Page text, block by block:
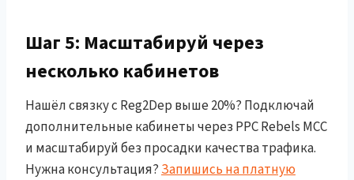
Шаг 5: Масштабируй через
несколько кабинетов
Нашёл связку с Reg2Dep выше 20%? Подключай
дополнительные кабинеты через PPC Rebels MCC
и масштабируй без просадки качества трафика.
Нужна консультация? Запишись на платную